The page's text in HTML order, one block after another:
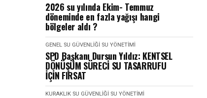
2026 su yılında Ekim- Temmuz
döneminde en fazla yağışı hangi
bölgeler aldı ?
GENEL SU GÜVENLIĞI SU YÖNETIMI
SPD Başkanı Dursun Yıldız: KENTSEL
DÖNÜŞÜM SÜRECİ SU TASARRUFU
İÇİN FIRSAT
KURAKLIK SU GÜVENLIĞI SU YÖNETIMI